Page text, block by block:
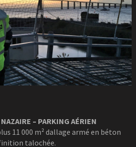
– PARKING AÉRIEN
11 000 m² dallage armé en béton
talochée.